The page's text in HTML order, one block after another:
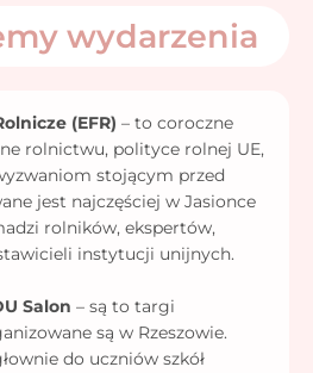
wydarzenia
(EFR) – to coroczne
rolnictwu, polityce rolnej UE,
stojącym przed
jest najczęściej w Jasionce
rolników, ekspertów,
instytucji unijnych.
Salon – są to targi
są w Rzeszowie.
do uczniów szkół